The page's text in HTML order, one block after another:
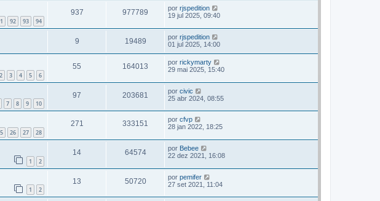
92 93 94
937 977789 por rjspedition
19 jul 2025, 09:40
9 19489 por rjspedition
01 jul 2025, 14:00
2 3 4 5 6
55 164013 por rickymarty
29 mai 2025, 15:40
7 8 9 10
97 203681 por civic
25 abr 2024, 08:55
26 27 28
271 333151 por cfvp
28 jan 2022, 18:25
1 2
14 64574 por Bebee
22 dez 2021, 16:08
1 2
13 50720 por pemifer
27 set 2021, 11:04